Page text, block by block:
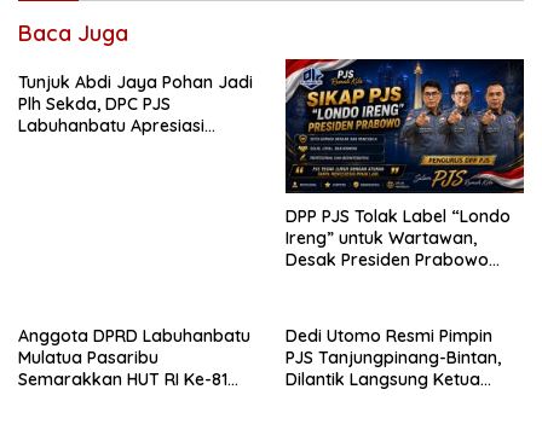
Baca Juga
Tunjuk Abdi Jaya Pohan Jadi
Plh Sekda, DPC PJS
Labuhanbatu Apresiasi
DPP PJS Tolak Label “Londo
Ireng” untuk Wartawan,
Desak Presiden Prabowo
Anggota DPRD Labuhanbatu
Mulatua Pasaribu
Semarakkan HUT RI Ke-81
Dedi Utomo Resmi Pimpin
PJS Tanjungpinang-Bintan,
Dilantik Langsung Ketua